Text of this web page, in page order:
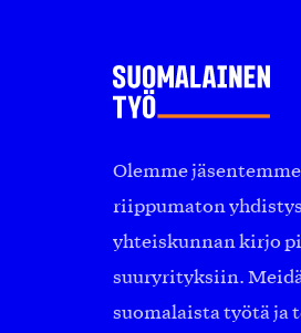
Olemme
riippumaton
yhteiskunnan kirjo
suuryrityksiin.
suomalaista työtä ja